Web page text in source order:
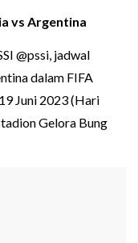
vs Argentina
@pssi, jadwal
dalam FIFA
Juni 2023 (Hari
Gelora Bung